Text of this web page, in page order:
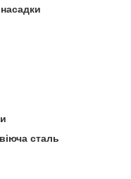
насадки
сталь